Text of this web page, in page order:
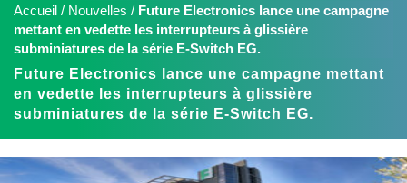
Accueil / Nouvelles / Future Electronics lance une campagne
mettant en vedette les interrupteurs à glissière
subminiatures de la série E-Switch EG.
Future Electronics lance une campagne mettant
en vedette les interrupteurs à glissière
subminiatures de la série E-Switch EG.